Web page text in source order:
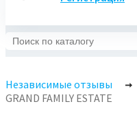
Независимые отзывы
GRAND FAMILY ESTATE